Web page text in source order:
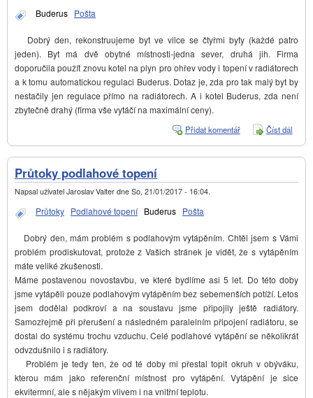
Buderus Pošta
Dobrý den, rekonstruujeme byt ve vilce se čtyřmi byty (každé patro
jeden). Byt má dvě obytné místnosti-jedna sever, druhá jih. Firma
doporučila použít znovu kotel na plyn pro ohřev vody i topení v radiátorech
a k tomu automatickou regulaci Buderus. Dotaz je, zda pro tak malý byt by
nestačily jen regulace přímo na radiátorech. A i kotel Buderus, zda není
zbytečně drahý (firma vše vytáčí na maximální ceny).
Číst dál
Přidat komentář
Průtoky podlahové topení
Napsal uživatel Jaroslav Valter dne So, 21/01/2017 - 16:04
Průtoky Podlahové topení Buderus Pošta
Dobrý den, mám problém s podlahovým vytápěním. Chtěl jsem s Vámi
problém prodiskutovat, protože z Vašich stránek je vidět, že s vytápěním
máte veliké zkušenosti.
Máme postavenou novostavbu, ve které bydlíme asi 5 let. Do této doby
jsme vytápěli pouze podlahovým vytápěním bez sebemenších potíží. Letos
jsem dodělal podkroví a na soustavu jsme připojily ještě radiátory.
Samozřejmě při přerušení a následném paralelním připojení radiátoru, se
dostal do systému trochu vzduchu. Celé podlahové vytápění se několikrát
odvzdušnilo i s radiátory.
Problém je tedy ten, že od té doby mi přestal topit okruh v obýváku,
kterou mám jako referenční místnost pro vytápění. Vytápění je sice
ekvitermní, ale s nějakým vlivem i na vnitřní teplotu.